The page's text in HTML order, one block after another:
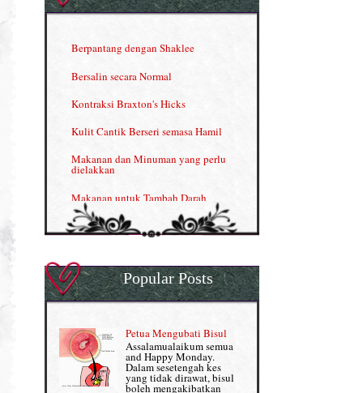
Herbal Blend the Magic Cream
Nutrisi untuk Ikhtiar Hamil
OMEGA GUARD
Omega Guard: EPA & DHA for kids
OSTEMATRIX
Pantang Larang dalam Pengambilan
Vitamin
Penjagaan Rambut: Prosante Hair Care
Persediaan Haji & Umrah
Review Part 1: Shaklee bagus ke?
Berpantang dengan Shaklee
Bersalin secara Normal
Kontraksi Braxton's Hicks
Kulit Cantik Berseri semasa Hamil
Makanan dan Minuman yang perlu
dielakkan
Makanan untuk Tambah Darah
Masalah HB rendah?
Normal VS Czer
Pemakanan Semasa Hamil
Penyusuan Bayi
Perkembangan Minda Bayi
Popular Posts
Petua Mengubati Bisul
Assalamualaikum semua
and Happy Monday.
Dalam sesetengah kes
yang tidak dirawat, bisul
boleh mengakibatkan